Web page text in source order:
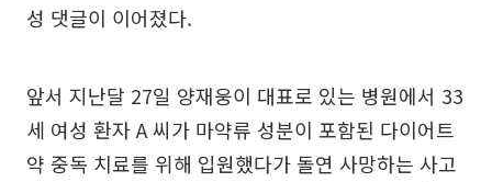
성 댓글이 이어졌다.
앞서 지난달 27일 양재웅이 대표로 있는 병원에서 33
세 여성 환자 A 씨가 마약류 성분이 포함된 다이어트
약 중독 치료를 위해 입원했다가 돌연 사망하는 사고